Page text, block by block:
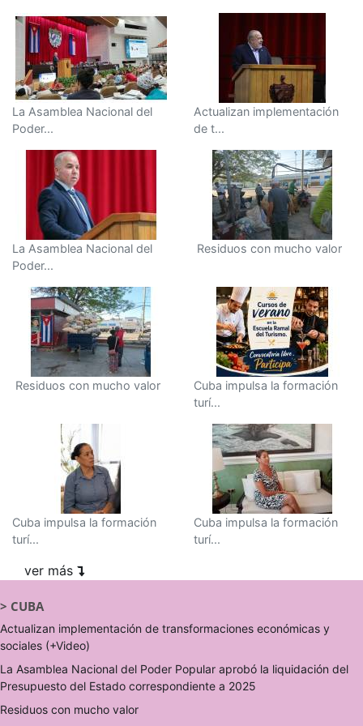
La Asamblea Nacional del
Poder...
Actualizan implementación
de t...
La Asamblea Nacional del
Poder...
Residuos con mucho valor
Residuos con mucho valor
Cuba impulsa la formación
turí...
Cuba impulsa la formación
turí...
Cuba impulsa la formación
turí...
ver más
> CUBA
Actualizan implementación de transformaciones económicas y
sociales (+Video)
La Asamblea Nacional del Poder Popular aprobó la liquidación del
Presupuesto del Estado correspondiente a 2025
Residuos con mucho valor